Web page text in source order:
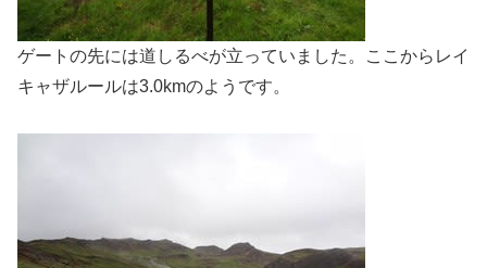
ゲートの先には道しるべが立っていました。ここからレイ
キャザルールは3.0kmのようです。